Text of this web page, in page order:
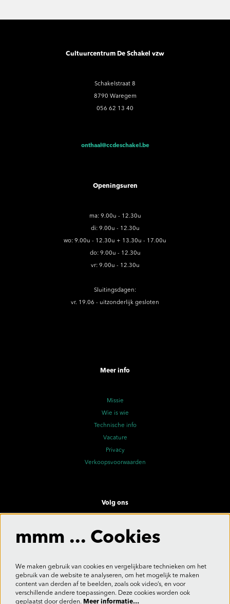
Cultuurcentrum De Schakel vzw
Schakelstraat 8
8790 Waregem
056 62 13 40
onthaal@ccdeschakel.be
Openingsuren
ma: 9.00u - 12.30u
di: 9.00u - 12.30u
wo: 9.00u - 12.30u + 13.30u - 17.00u
do: 9.00u - 12.30u
vr: 9.00u - 12.30u
Sluitingsdagen:
vr. 19.06 - uitzonderlijk gesloten
Meer info
Missie
Wie is wie
Technische info
Vacature
Privacy
Verkoopsvoorwaarden
Volg ons
Aanmelden
mmm ... Cookies
We maken gebruik van cookies en vergelijkbare technieken om het
gebruik van de website te analyseren, om het mogelijk te maken
content van derden af te beelden, zoals ook video’s, en voor
verschillende andere toepassingen. Deze cookies worden ook
geplaatst door derden. Meer informatie…